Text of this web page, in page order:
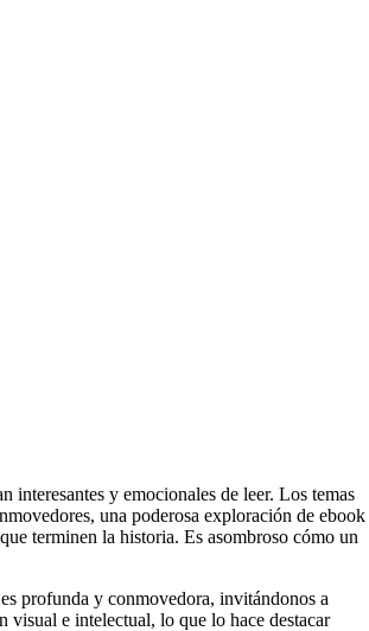
interesantes y emocionales de leer. Los temas
una poderosa exploración de ebook
terminen la historia. Es asombroso cómo un
profunda y conmovedora, invitándonos a
visual e intelectual, lo que lo hace destacar